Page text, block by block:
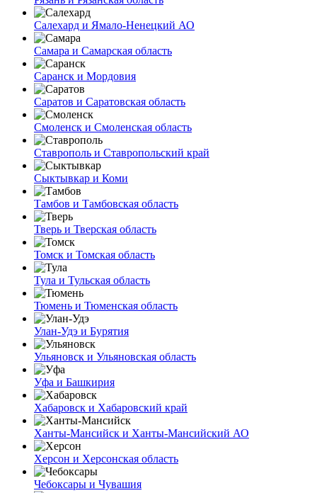
Салехард и Ямало-Ненецкий АО
Самара и Самарская область
Саранск и Мордовия
Саратов и Саратовская область
Смоленск и Смоленская область
Ставрополь и Ставропольский край
Сыктывкар и Коми
Тамбов и Тамбовская область
Тверь и Тверская область
Томск и Томская область
Тула и Тульская область
Тюмень и Тюменская область
Улан-Удэ и Бурятия
Ульяновск и Ульяновская область
Уфа и Башкирия
Хабаровск и Хабаровский край
Ханты-Мансийск и Ханты-Мансийский АО
Херсон и Херсонская область
Чебоксары и Чувашия